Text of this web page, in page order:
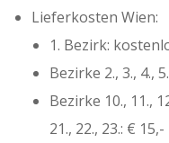
Lieferkosten Wien:
1. Bezirk:
Bezirke 2., 3., 4.,
Bezirke 10., 11.,
21., 22., 23.: € 15,-